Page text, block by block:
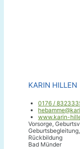
KARIN HILLEN
0176 /
www.karin-
Vorsorge,
Rückbildung
Bad Münder